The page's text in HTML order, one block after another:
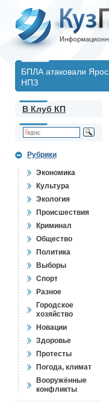
БПЛА атаковали
НПЗ
В Клуб КП
Рубрики
Экономика
Культура
Экология
Происшествия
Криминал
Общество
Политика
Выборы
Спорт
Разное
Городское
хозяйство
Новации
Здоровье
Протесты
Погода, климат
Вооружённые
конфликты